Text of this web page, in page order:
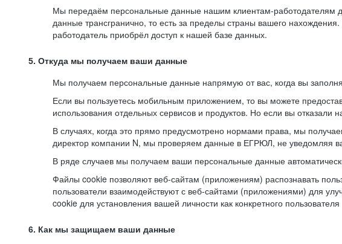
Мы передаём персональные данные нашим клиентам-работодателям
данные трансгранично, то есть за пределы страны вашего
работодатель приобрёл доступ к нашей базе данных.
5. Откуда мы получаем ваши данные
Мы получаем персональные данные напрямую от вас, когда вы
Если вы пользуетесь мобильным приложением, то вы можете
использования отдельных сервисов и продуктов. Но если вы отказали
В случаях, когда это прямо предусмотрено нормами права, мы
директор компании N, мы проверяем данные в ЕГРЮЛ, не уведомляя
В ряде случаев мы получаем ваши персональные данные
Файлы cookie позволяют веб-сайтам (приложениям) распознавать
пользователи взаимодействуют с веб-сайтами (приложениями) для
cookie для установления вашей личности как конкретного
6. Как мы защищаем ваши данные